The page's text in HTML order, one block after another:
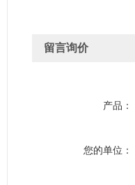
留言询价
产品：
您的单位：